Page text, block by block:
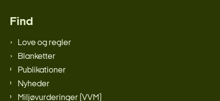
Find
Love og regler
Blanketter
Publikationer
Nyheder
Miljøvurderinger (VVM)